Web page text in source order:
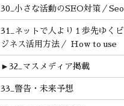
30_小さな活動のSEO対策／Seo
31_ネットで人より１歩先ゆくビ
ジネス活用方法／ How to use
► 32_マスメディア掲載
33_警告・未来予想